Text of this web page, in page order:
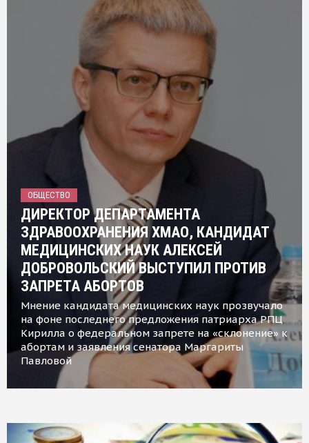
ОБЩЕСТВО
ДИРЕКТОР ДЕПАРТАМЕНТА
ЗДРАВООХРАНЕНИЯ ХМАО, КАНДИДАТ
МЕДИЦИНСКИХ НАУК АЛЕКСЕЙ
ДОБРОВОЛЬСКИЙ ВЫСТУПИЛ ПРОТИВ
ЗАПРЕТА АБОРТОВ
Мнение кандидата медицинских наук прозвучало
на фоне последнего предложения патриарха РПЦ
Кирилла о федеральном запрете на «склонение» к
абортам и заявления сенатора Маргариты
Павловой